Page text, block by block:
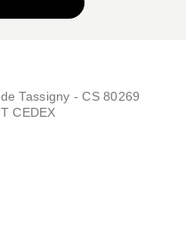
Tassigny - CS 80269
CEDEX